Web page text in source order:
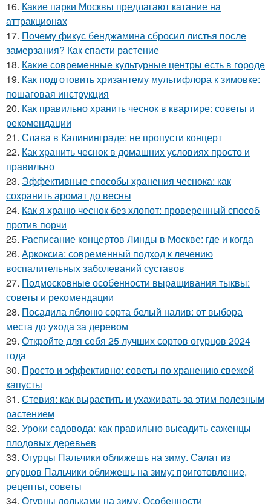
16. Какие парки Москвы предлагают катание на
аттракционах
17. Почему фикус бенджамина сбросил листья после
замерзания? Как спасти растение
18. Какие современные культурные центры есть в городе
19. Как подготовить хризантему мультифлора к зимовке:
пошаговая инструкция
20. Как правильно хранить чеснок в квартире: советы и
рекомендации
21. Слава в Калининграде: не пропусти концерт
22. Как хранить чеснок в домашних условиях просто и
правильно
23. Эффективные способы хранения чеснока: как
сохранить аромат до весны
24. Как я храню чеснок без хлопот: проверенный способ
против порчи
25. Расписание концертов Линды в Москве: где и когда
26. Аркоксиа: современный подход к лечению
воспалительных заболеваний суставов
27. Подмосковные особенности выращивания тыквы:
советы и рекомендации
28. Посадила яблоню сорта белый налив: от выбора
места до ухода за деревом
29. Откройте для себя 25 лучших сортов огурцов 2024
года
30. Просто и эффективно: советы по хранению свежей
капусты
31. Стевия: как вырастить и ухаживать за этим полезным
растением
32. Уроки садовода: как правильно высадить саженцы
плодовых деревьев
33. Огурцы Пальчики оближешь на зиму. Салат из
огурцов Пальчики оближешь на зиму: приготовление,
рецепты, советы
34. Огурцы дольками на зиму. Особенности